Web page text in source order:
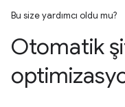
Bu size yardımcı oldu mu?
Otomatik